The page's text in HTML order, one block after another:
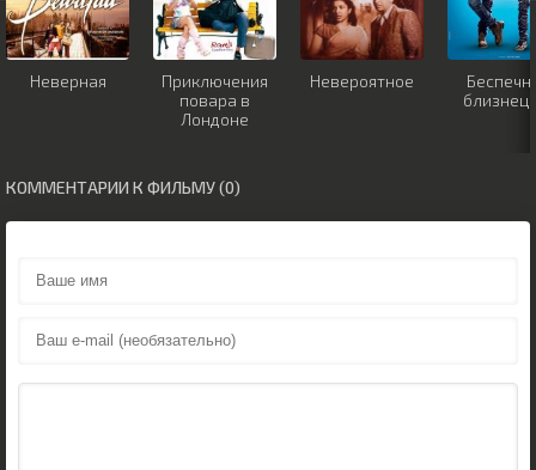
Неверная
Приключения
повара в
Лондоне
Невероятное
КОММЕНТАРИИ К ФИЛЬМУ (0)